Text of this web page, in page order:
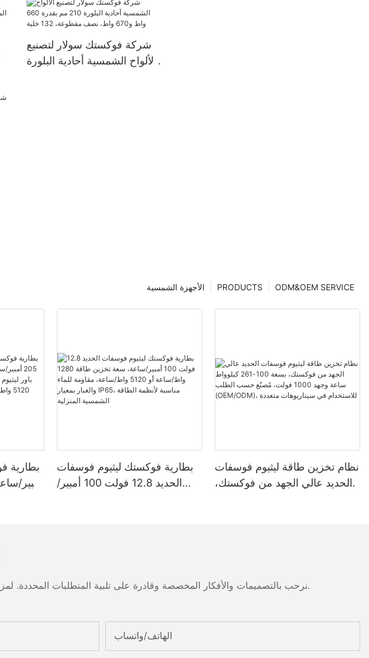
الهجينة خارج الشبكة، يعمل
ببطاريات الليثيوم.
شركة فوكستك سولار لتصنيع
الألواح الشمسية أحادية البلورة
ODM&OEM SERVICE
PRODUCTS الأجهزة الشمسية
بطارية فوكستك ليثيوم فوسفات
الحديد 12.8 فولت 100 أمبير/
نظام تخزين طاقة ليثيوم فوسفات
الحديد عالي الجهد من فوكستك،
نرحب بالتصميمات والأفكار المخصصة وقادرة على تلبية المتطلبات المحددة. لمزيد من المعلومات، يرجى زيارة الموقع الإلكتروني أو الاتصال بنا مباشرة مع أسئلة أو استفسارات.
الهاتف/واتساب